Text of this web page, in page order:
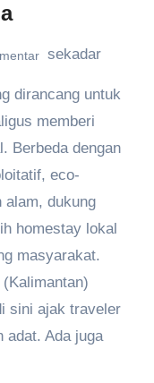
sekadar
dirancang untuk
memberi
Berbeda dengan
eco-
dukung
homestay lokal
masyarakat.
sini ajak traveler
adat. Ada juga